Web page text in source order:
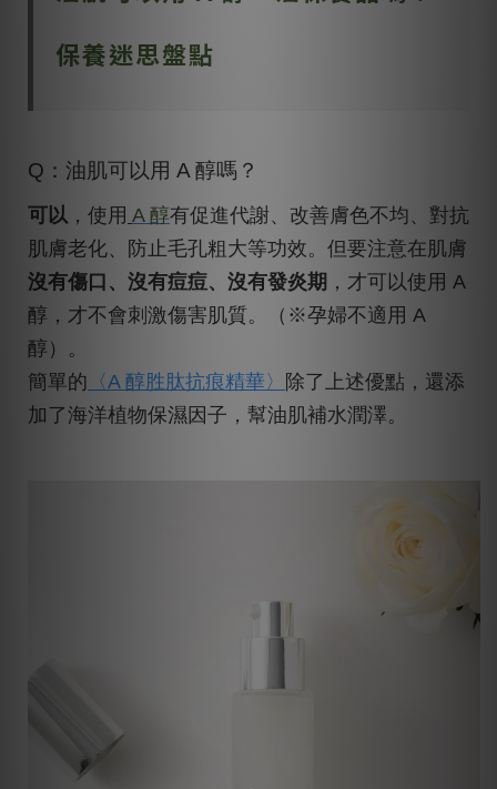
保養迷思盤點
Q：油肌可以用 A 醇嗎？
可以 ，使用 A 醇有促進代謝、改善膚色不均、對抗
肌膚老化、防止毛孔粗大等功效。但要注意在肌膚
沒有傷口、沒有痘痘、沒有發炎期 ，才可以使用 A
醇，才不會刺激傷害肌質。（※孕婦不適用 A
醇）。
簡單的 〈A 醇胜肽抗痕精華〉 除了上述優點，還添
加了海洋植物保濕因子，幫油肌補水潤澤。